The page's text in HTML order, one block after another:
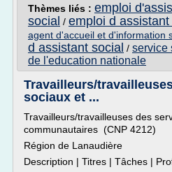
Thèmes liés : emploi
social / emploi d
agent d'accueil et d'information
d assistant social / service
de l'education nationale
Travailleurs/
sociaux et ...
Travailleurs/travailleuses des
communautaires (CNP 4212)
Région de Lanaudière
Description | Titres | Tâches |